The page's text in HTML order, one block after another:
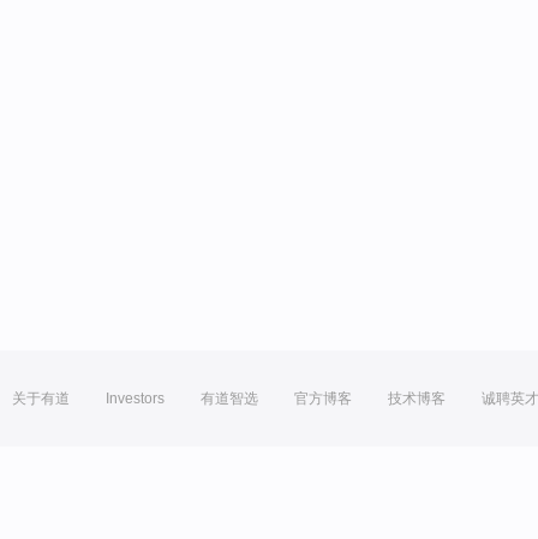
关于有道 Investors 有道智选 官方博客 技术博客 诚聘英才